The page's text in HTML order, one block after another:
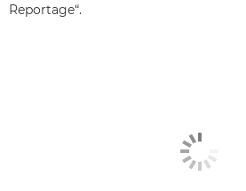
Reportage“.